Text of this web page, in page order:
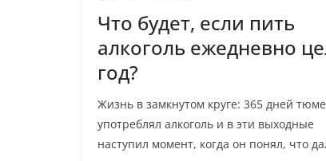
Что будет, если пить
алкоголь ежедневно
год?
Жизнь в замкнутом круге: 365 дней
употреблял алкоголь и в эти выходные
наступил момент, когда он понял, что